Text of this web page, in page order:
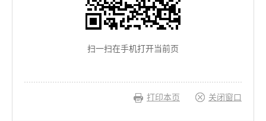
扫一扫在手机打开当前页
打印本页 关闭窗口